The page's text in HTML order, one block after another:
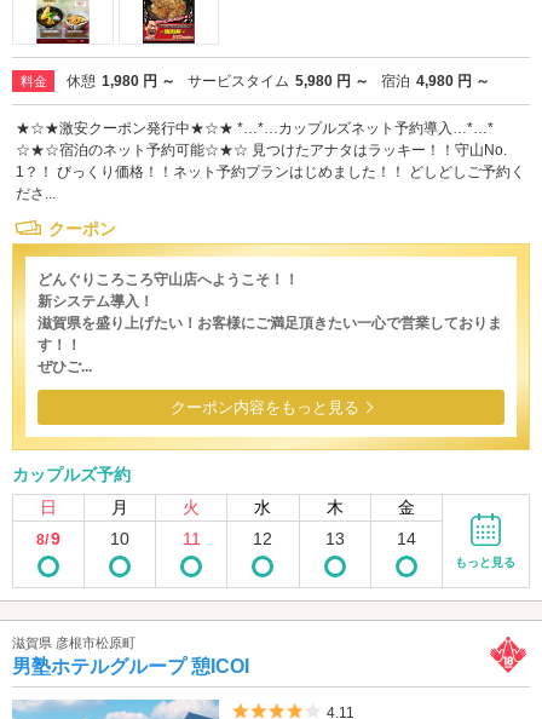
料金 休憩 1,980 円 ～ サービスタイム 5,980 円 ～ 宿泊 4,980 円 ～
★☆★激安クーポン発行中★☆★ *…*…カップルズネット予約導入…*…*
☆★☆宿泊のネット予約可能☆★☆ 見つけたアナタはラッキー！！守山No.
1？！ びっくり価格！！ネット予約プランはじめました！！ どしどしご予約く
ださ...
クーポン
どんぐりころころ守山店へようこそ！！
新システム導入！
滋賀県を盛り上げたい！お客様にご満足頂きたい一心で営業しておりま
す！！
ぜひご...
クーポン内容をもっと見る
カップルズ予約
日
月 火 水 木 金
8/9 10 11 12 13 14
もっと見る
滋賀県 彦根市松原町
男塾ホテルグループ 憩ICOI
5つ星のうち4
4.11